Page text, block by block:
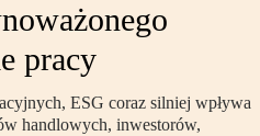
pracy
ESG coraz silniej wpływa
handlowych, inwestorów,